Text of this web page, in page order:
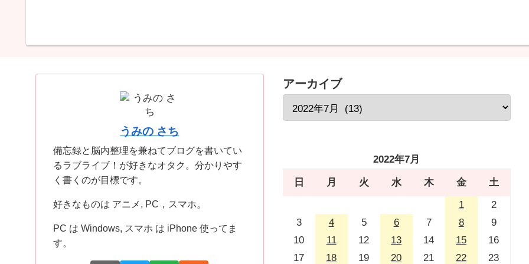
うみの さち
備忘録と脳内整理を兼ねてブログを書いてい
るラブライブ！が好きなオタク。分かりやす
く書くのが目標です。
好きなものは アニメ, PC，スマホ。
PC は Windows, スマホ は iPhone 使ってま
す。
アーカイブ
2022年7月
日 月 火 水 木 金
土
1
2
3
4 5 6 7 8
9
10
11 12 13 14 15
16
17
18 19 20 21 22 23